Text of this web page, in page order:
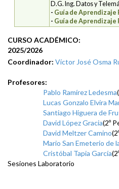
D.G. Ing. Datos y
- Guía de
- Guía de Aprendizaje
CURSO ACADÉMICO:
2025/2026
Coordinador: Víctor José Osma
Profesores:
Pablo Ramírez Ledesma
Lucas Gonzalo Elvira
Santiago Higuera de
David López Gracia(2º
David Meltzer Camino
Mario San Emeterio de
Cristóbal Tapia García
Sesiones Laboratorio